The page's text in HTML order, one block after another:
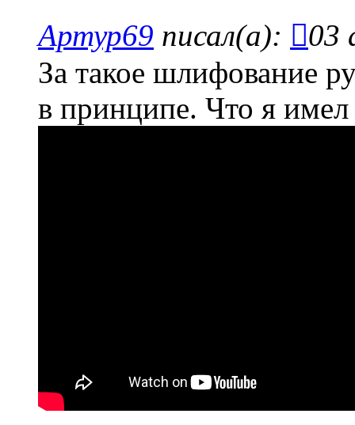
Артур69 писал(а):
03
За такое шлифование
в принципе. Что я имел